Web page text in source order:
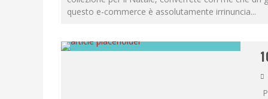
questo e-commerce è assolutamente irrinuncia...